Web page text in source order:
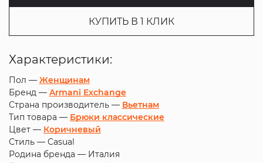
КУПИТЬ В 1 КЛИК
Характеристики:
Пол — Женщинам
Бренд — Armani Exchange
Страна производитель — Вьетнам
Тип товара — Брюки классические
Цвет — Коричневый
Стиль — Casual
Родина бренда — Италия